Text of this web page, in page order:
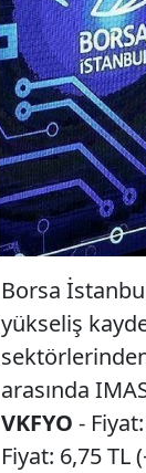
Borsa
yükseliş
arasında
VKFYO -
Fiyat: 6,75 TL